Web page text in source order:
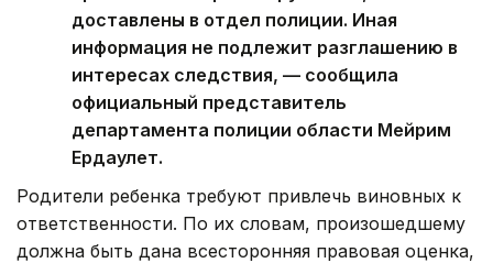
доставлены в отдел полиции. Иная
информация не подлежит разглашению в
интересах следствия, — сообщила
официальный представитель
департамента полиции области Мейрим
Ердаулет.
Родители ребенка требуют привлечь виновных к
ответственности. По их словам, произошедшему
должна быть дана всесторонняя правовая оценка,